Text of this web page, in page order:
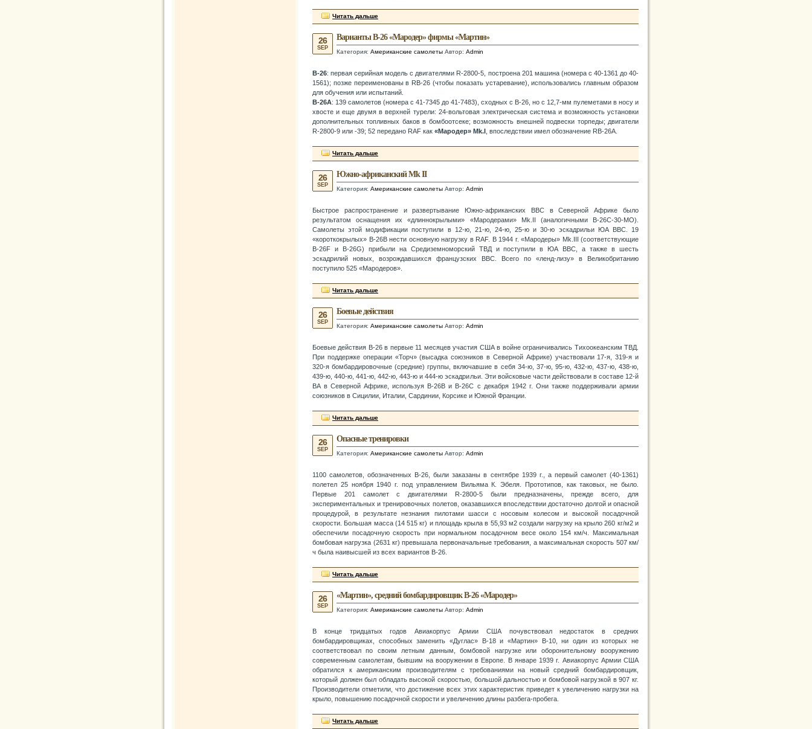
Читать дальше
Варианты В-26 «Мародер» фирмы «Мартин»
Категория: Американские самолеты Автор: Admin
26
SEP
В-26: первая серийная модель с двигателями R-2800-5, построена 201 машина (номера с 40-1361 до 40-
1561); позже переименованы в RB-26 (чтобы показать устаревание), использовались главным образом
для обучения или испытаний.
В-26А: 139 самолетов (номера с 41-7345 до 41-7483), сходных с В-26, но с 12,7-мм пулеметами в носу и
хвосте и еще двумя в верхней турели: 24-вольтовая электрическая система и возможность установки
дополнительных топливных баков в бомбоотсеке; возможность внешней подвески торпеды; двигатели
R-2800-9 или -39; 52 передано RAF как «Мародер» Mk.I , впоследствии имел обозначение RB-26A.
Читать дальше
Южно-африканский Mk II
Категория: Американские самолеты Автор: Admin
26
SEP
Быстрое распространение и развертывание Южно-африканских ВВС в Северной Африке было
результатом оснащения их «длиннокрылыми» «Мародерами» Mk.II (аналогичными В-26С-30-МО).
Самолеты этой модификации поступили в 12-ю, 21-ю, 24-ю, 25-ю и 30-ю эскадрильи ЮА ВВС. 19
«короткокрылых» В-26В нести основную нагрузку в RAF. В 1944 г. «Мародеры» Mk.III (соответствующие
B-26F и B-26G) прибыли на Средиземноморский ТВД и поступили в ЮА ВВС, а также в шесть
эскадрилий новых, возрождавшихся французских ВВС. Всего по «ленд-лизу» в Великобританию
поступило 525 «Мародеров».
Читать дальше
Боевые действия
Категория: Американские самолеты Автор: Admin
26
SEP
Боевые действия В-26 в первые 11 месяцев участия США в войне ограничивались Тихоокеанским ТВД.
При поддержке операции «Торч» (высадка союзников в Северной Африке) участвовали 17-я, 319-я и
320-я бомбардировочные (средние) группы, включавшие в себя 34-ю, 37-ю, 95-ю, 432-ю, 437-ю, 438-ю,
439-ю, 440-ю, 441-ю, 442-ю, 443-ю и 444-ю эскадрильи. Эти войсковые части действовали в составе 12-й
ВА в Северной Африке, используя В-26В и В-26С с декабря 1942 г. Они также поддерживали армии
союзников в Сицилии, Италии, Сардинии, Корсике и Южной Франции.
Читать дальше
Опасные тренировки
Категория: Американские самолеты Автор: Admin
26
SEP
1100 самолетов, обозначенных В-26, были заказаны в сентябре 1939 г., а первый самолет (40-1361)
полетел 25 ноября 1940 г. под управлением Вильяма К. Эбеля. Прототипов, как таковых, не было.
Первые 201 самолет с двигателями R-2800-5 были предназначены, прежде всего, для
экспериментальных и тренировочных полетов, оказавшихся впоследствии достаточно долгой и опасной
процедурой, в результате незнания пилотами шасси с носовым колесом и высокой посадочной
скорости. Большая масса (14 515 кг) и площадь крыла в 55,93 м2 создали нагрузку на крыло 260 кг/м2 и
обеспечили посадочную скорость при нормальном посадочном весе около 154 км/ч. Максимальная
бомбовая нагрузка (2631 кг) превышала первоначальные требования, а максимальная скорость 507 км/
ч была наивысшей из всех вариантов В-26.
Читать дальше
«Мартин», средний бомбардировщик В-26 «Мародер»
Категория: Американские самолеты Автор: Admin
26
SEP
В конце тридцатых годов Авиакорпус Армии США почувствовал недостаток в средних
бомбардировщиках, способных заменить «Дуглас» В-18 и «Мартин» B-10, ни один из которых не
соответствовал по своим летным данным, бомбовой нагрузке или оборонительному вооружению
современным самолетам, бывшим на вооружении в Европе. В январе 1939 г. Авиакорпус Армии США
обратился к американским производителям с требованиями на новый средний бомбардировщик,
который должен был обладать высокой скоростью, большой дальностью и бомбовой нагрузкой в 907 кг.
Производители отметили, что достижение всех этих характеристик приведет к увеличению нагрузки на
крыло, повышению посадочной скорости и увеличению длины разбега-пробега.
Читать дальше